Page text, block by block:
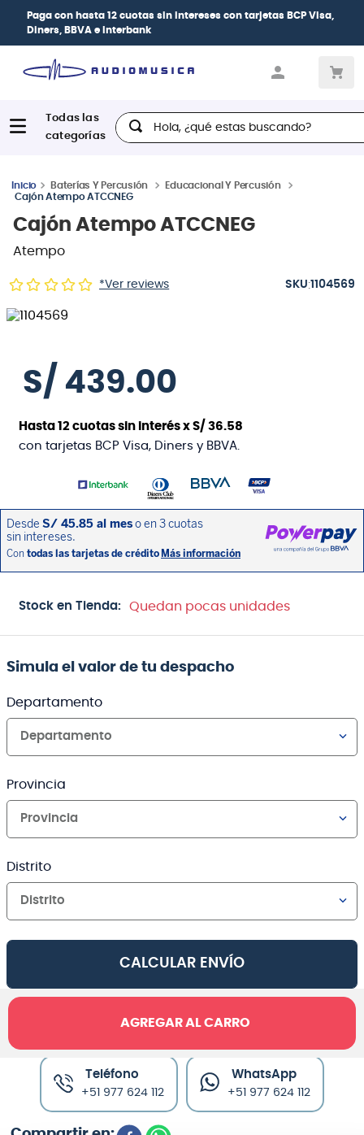
Paga con hasta 12 cuotas sin intereses con tarjetas BCP Visa,
Diners, BBVA e Interbank
Hola, ¿qué estas buscando?
Baterías Y Percusión
Educacional Y Percusión
Cajón Atempo ATCCNEG
Cajón Atempo ATCCNEG
Atempo
*Ver reviews :1104569
S/ 439.00
Hasta12 cuotas sin interés xS/ 36.58
con tarjetas BCP Visa, Diners y BBVA.
Stock en Tienda: Quedan pocas unidades
Simula el valor de tu despacho
Departamento
Departamento
Provincia
Provincia
Distrito
Distrito
CALCULAR ENVÍO
AGREGAR AL CARRO
Canales de venta y asesoría
Teléfono
+51 977 624 112
WhatsApp
+51 977 624 112